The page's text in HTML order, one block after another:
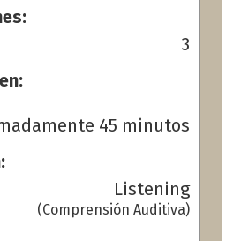
3
45 minutos
Listening
(Comprensión Auditiva)